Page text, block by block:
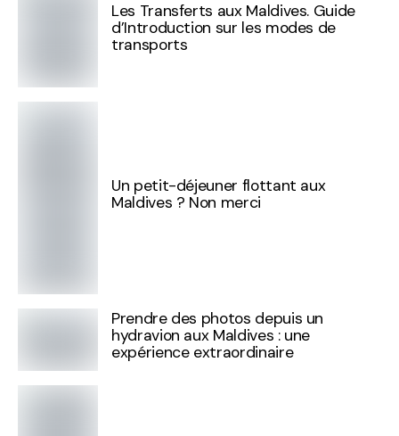
Les Transferts aux Maldives. Guide
d’Introduction sur les modes de
transports
Un petit-déjeuner flottant aux
Maldives ? Non merci
Prendre des photos depuis un
hydravion aux Maldives : une
expérience extraordinaire